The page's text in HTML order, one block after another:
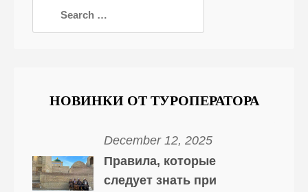
НОВИНКИ ОТ ТУРОПЕРАТОРА
December 12, 2025
Правила, которые
следует знать при